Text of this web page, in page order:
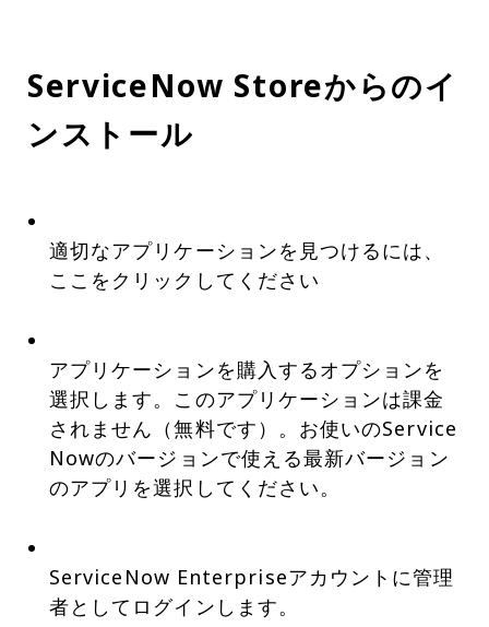
ServiceNow Storeからのイ
ンストール
適切なアプリケーションを見つけるには、
ここをクリックしてください
アプリケーションを購入するオプションを
選択します。このアプリケーションは課金
されません（無料です）。お使いのService
Nowのバージョンで使える最新バージョン
のアプリを選択してください。
ServiceNow Enterpriseアカウントに管理
者としてログインします。